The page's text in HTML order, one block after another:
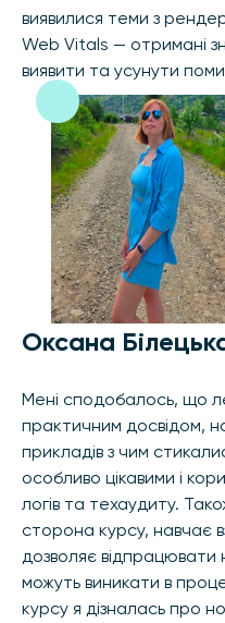
виявилися теми з
Web Vitals — отримані
виявити та усунути
Оксана
Мені сподобалось, що
практичним досвідом,
прикладів з чим
особливо цікавими і
логів та техаудиту.
сторона курсу, навчає
дозволяє відпрацювати
можуть виникати в
курсу я дізналась про